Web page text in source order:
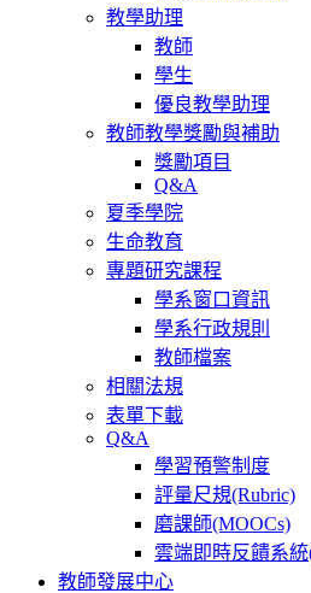
教學助理
教師
學生
優良教學助理
教師教學獎勵與補助
獎勵項目
Q&A
夏季學院
生命教育
專題研究課程
學系窗口資訊
學系行政規則
教師檔案
相關法規
表單下載
Q&A
學習預警制度
評量尺規(Rubric)
磨課師(MOOCs)
雲端即時反饋系
教師發展中心